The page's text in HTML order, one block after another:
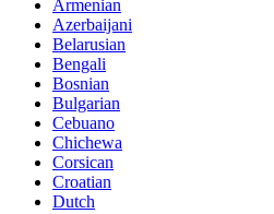
Armenian
Azerbaijani
Belarusian
Bengali
Bosnian
Bulgarian
Cebuano
Chichewa
Corsican
Croatian
Dutch